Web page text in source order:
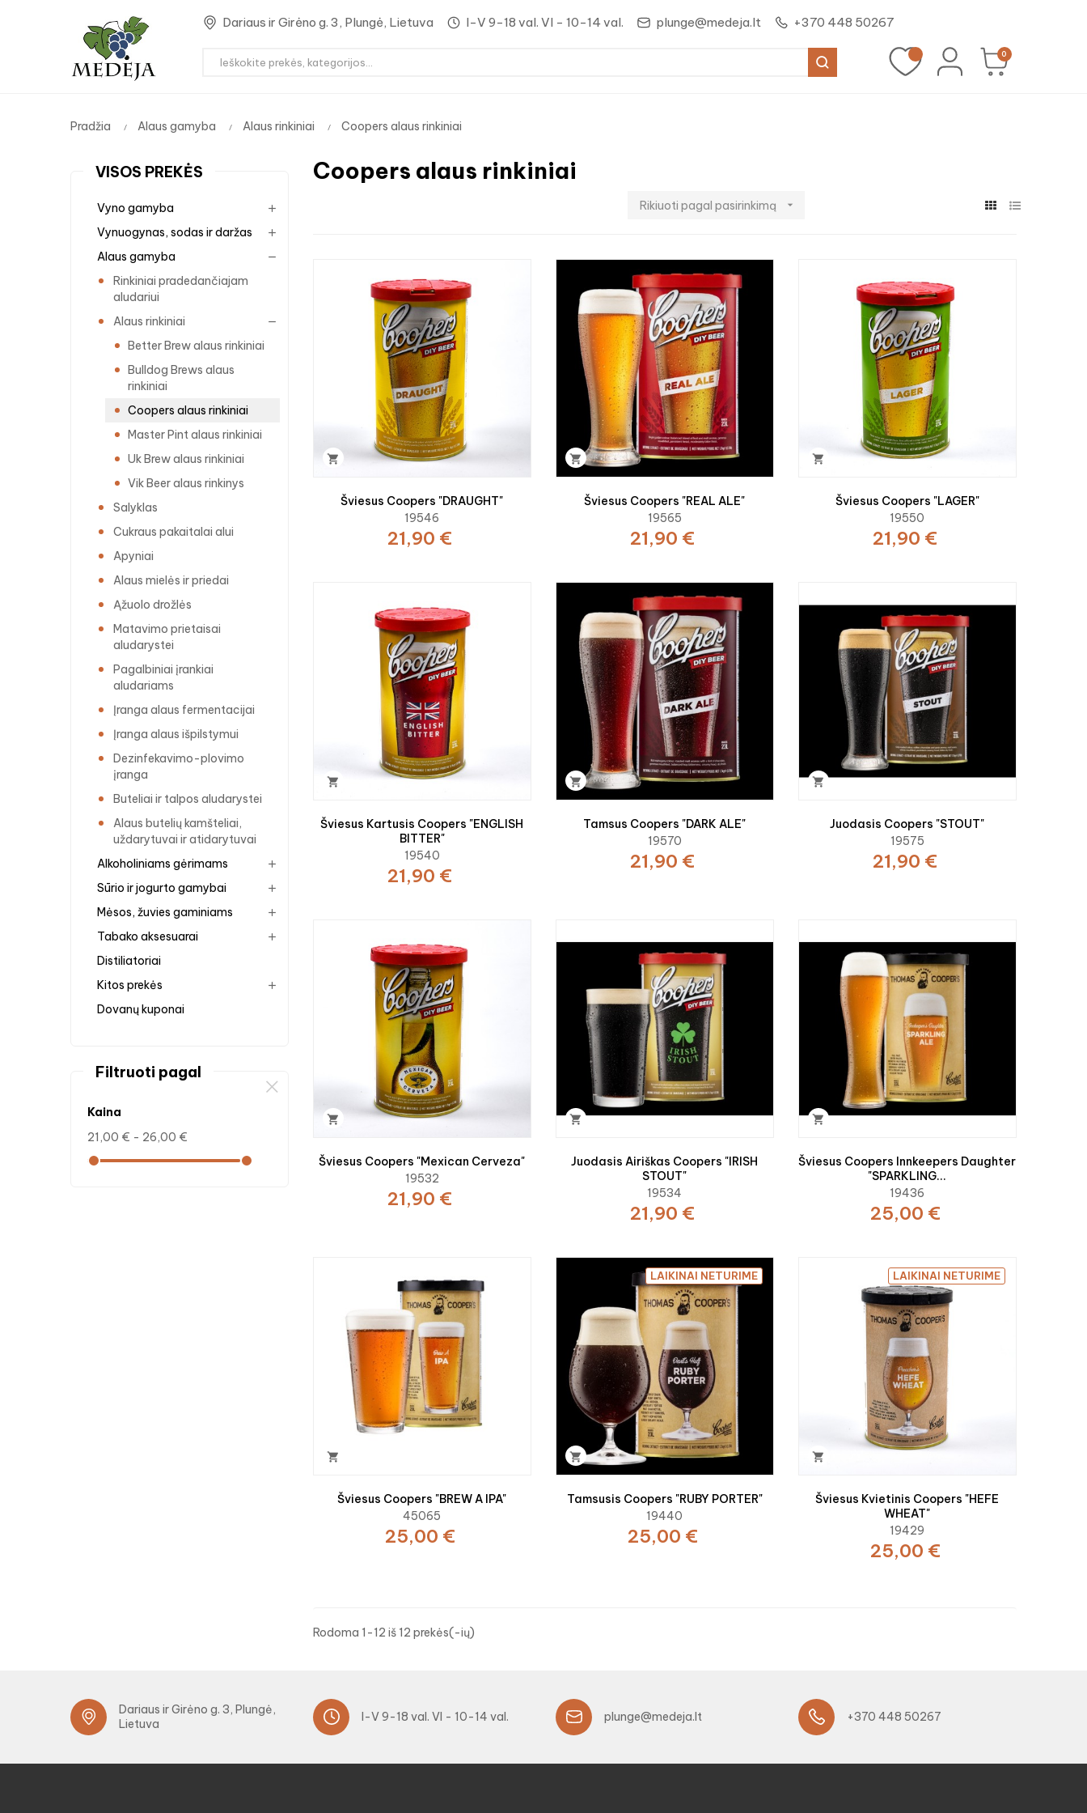
Dariaus ir Girėno g. 3, Plungė, Lietuva I-V 9-18 val. VI - 10-14 val. plunge@medeja.lt +370 448 50267
0
Pradžia Alaus gamyba Alaus rinkiniai Coopers alaus rinkiniai
VISOS PREKĖS
Vyno gamyba
Vynuogynas, sodas ir daržas
Alaus gamyba
Rinkiniai pradedančiajam
aludariui
Alaus rinkiniai
Better Brew alaus rinkiniai
Bulldog Brews alaus
rinkiniai
Coopers alaus rinkiniai
Master Pint alaus rinkiniai
Uk Brew alaus rinkiniai
Vik Beer alaus rinkinys
Salyklas
Cukraus pakaitalai alui
Apyniai
Alaus mielės ir priedai
Ąžuolo drožlės
Matavimo prietaisai
aludarystei
Pagalbiniai įrankiai
aludariams
Įranga alaus fermentacijai
Įranga alaus išpilstymui
Dezinfekavimo-plovimo
įranga
Buteliai ir talpos aludarystei
Alaus butelių kamšteliai,
uždarytuvai ir atidarytuvai
Alkoholiniams gėrimams
Sūrio ir jogurto gamybai
Mėsos, žuvies gaminiams
Tabako aksesuarai
Distiliatoriai
Kitos prekės
Dovanų kuponai
filtruoti pagal
kaina
21,00 € - 26,00 €
Coopers alaus rinkiniai
Rikiuoti pagal pasirinkimą 

Šviesus Coopers "DRAUGHT"
19546
21,90 €

Šviesus Coopers "REAL ALE"
19565
21,90 €

Šviesus Coopers "LAGER"
19550
21,90 €

Šviesus Kartusis Coopers "ENGLISH
BITTER"
19540
21,90 €

Tamsus Coopers "DARK ALE"
19570
21,90 €

Juodasis Coopers "STOUT"
19575
21,90 €

Šviesus Coopers "Mexican Cerveza"
19532
21,90 €

Juodasis Airiškas Coopers "IRISH
STOUT"
19534
21,90 €

Šviesus Coopers Innkeepers Daughter
"SPARKLING...
19436
25,00 €

Šviesus Coopers "BREW A IPA"
45065
25,00 €

LAIKINAI NETURIME
Tamsusis Coopers "RUBY PORTER"
19440
25,00 €

LAIKINAI NETURIME
Šviesus Kvietinis Coopers "HEFE
WHEAT"
19429
25,00 €
Rodoma 1-12 iš 12 prekės(-ių)
Dariaus ir Girėno g. 3, Plungė,
Lietuva
I-V 9-18 val. VI - 10-14 val. plunge@medeja.lt +370 448 50267